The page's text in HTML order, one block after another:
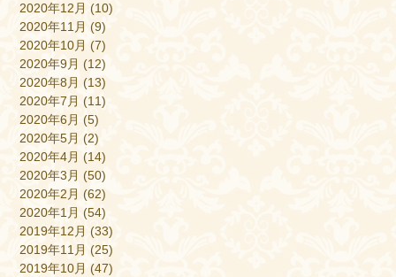
2020年12月 (10)
2020年11月 (9)
2020年10月 (7)
2020年9月 (12)
2020年8月 (13)
2020年7月 (11)
2020年6月 (5)
2020年5月 (2)
2020年4月 (14)
2020年3月 (50)
2020年2月 (62)
2020年1月 (54)
2019年12月 (33)
2019年11月 (25)
2019年10月 (47)